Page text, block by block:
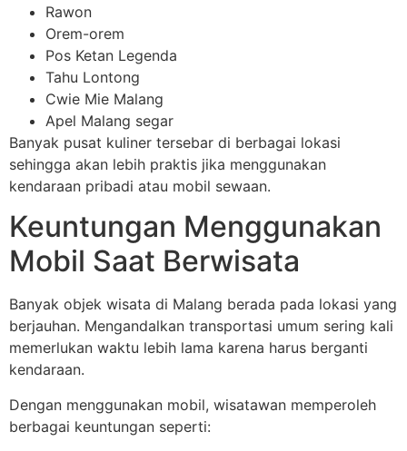
Rawon
Orem-orem
Pos Ketan Legenda
Tahu Lontong
Cwie Mie Malang
Apel Malang segar
Banyak pusat kuliner tersebar di berbagai lokasi
sehingga akan lebih praktis jika menggunakan
kendaraan pribadi atau mobil sewaan.
Keuntungan Menggunakan
Mobil Saat Berwisata
Banyak objek wisata di Malang berada pada lokasi yang
berjauhan. Mengandalkan transportasi umum sering kali
memerlukan waktu lebih lama karena harus berganti
kendaraan.
Dengan menggunakan mobil, wisatawan memperoleh
berbagai keuntungan seperti: